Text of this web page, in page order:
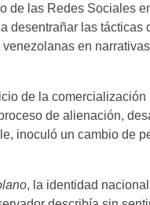
de las Redes Sociales
desentrañar las
en
de la
de alienación,
inoculó un cambio de
, la identidad